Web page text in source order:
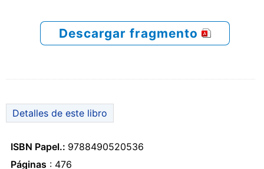
Descargar fragmento
Detalles de este libro
ISBN Papel.: 9788490520536
Páginas : 476